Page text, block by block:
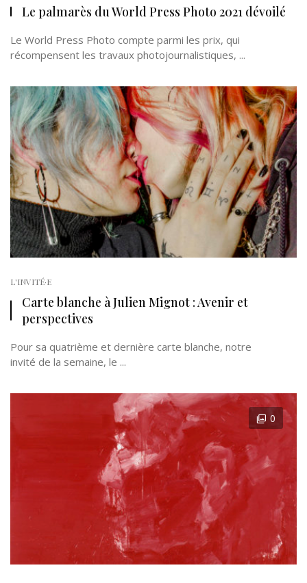
Le palmarès du World Press Photo 2021 dévoilé
Le World Press Photo compte parmi les prix, qui
récompensent les travaux photojournalistiques, ...
L'INVITÉ·E
Carte blanche à Julien Mignot : Avenir et
perspectives
Pour sa quatrième et dernière carte blanche, notre
invité de la semaine, le ...
0